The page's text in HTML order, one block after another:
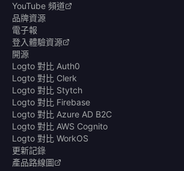
YouTube 頻道
品牌資源
電子報
登入體驗資源
開源
Logto 對比 Auth0
Logto 對比 Clerk
Logto 對比 Stytch
Logto 對比 Firebase
Logto 對比 Azure AD B2C
Logto 對比 AWS Cognito
Logto 對比 WorkOS
更新記錄
產品路線圖